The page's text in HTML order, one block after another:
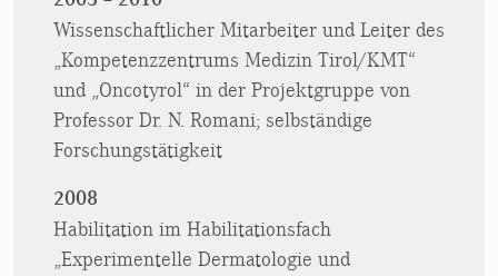
Wissenschaftlicher Mitarbeiter und Leiter des
„Kompetenzzentrums Medizin Tirol/KMT“
und „Oncotyrol“ in der Projektgruppe von
Professor Dr. N. Romani; selbständige
Forschungstätigkeit
2008
Habilitation im Habilitationsfach
„Experimentelle Dermatologie und